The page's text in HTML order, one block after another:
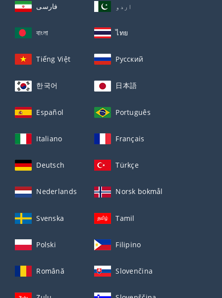
فارسی اردو
বাংলা ไทย
Tiếng Việt Русский
한국어 日本語
Español Português
Italiano Français
Deutsch Türkçe
Nederlands Norsk bokmål
Svenska Tamil
Polski Filipino
Română Slovenčina